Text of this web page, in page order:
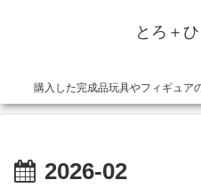
とろ＋
購入した完成品玩具やフィギュア
2026-02